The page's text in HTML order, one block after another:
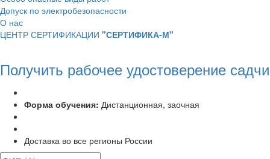
Допуск по электробезопасности
О нас
ЦЕНТР СЕРТИФИКАЦИИ "СЕРТИФИКА-М"
Получить рабочее удостоверение
Форма обучения: Дистанционная, заочная
Доставка во все регионы России